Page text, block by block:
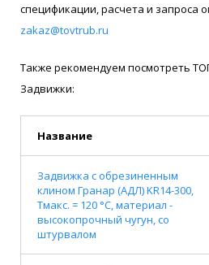
спецификации, расчета и запроса
zakaz@tovtrub.ru
Также рекомендуем посмотреть
Задвижки:
Название
Задвижка с обрезиненным
клином Гранар (АДЛ) KR14-300,
Тмакс. = 120 °С, материал -
высокопрочный чугун, со
штурвалом